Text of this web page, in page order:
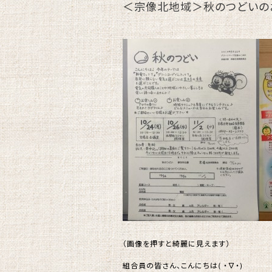
＜宗像北地域＞秋のつどいの
（画像を押すと綺麗に見えます）
組合員の皆さん、こんにちは( ・∇・)